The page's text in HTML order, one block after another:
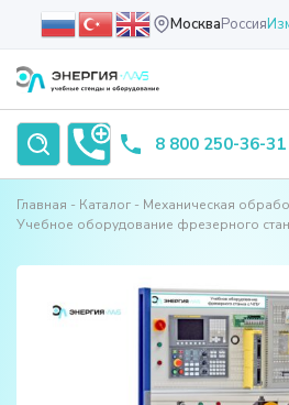
МоскваРоссия
8 800 250-36-31
Главная Каталог
Механическая
Учебное оборудование фрезерного